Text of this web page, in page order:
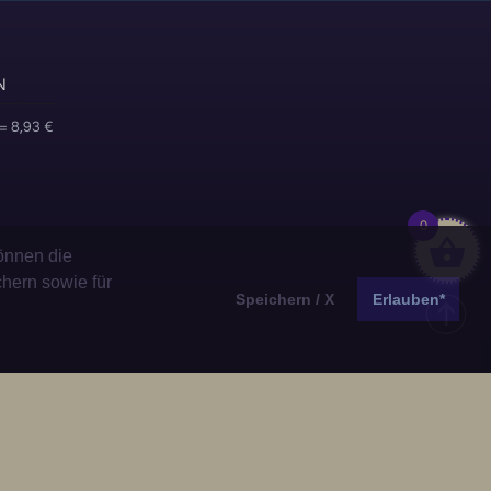
8,93 €
0
die
sowie für
Speichern / X Erlauben*